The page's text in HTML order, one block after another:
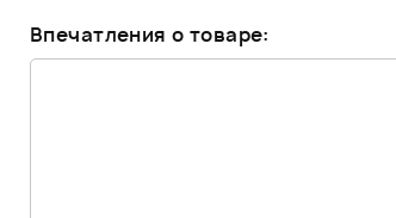
Впечатления о товаре: